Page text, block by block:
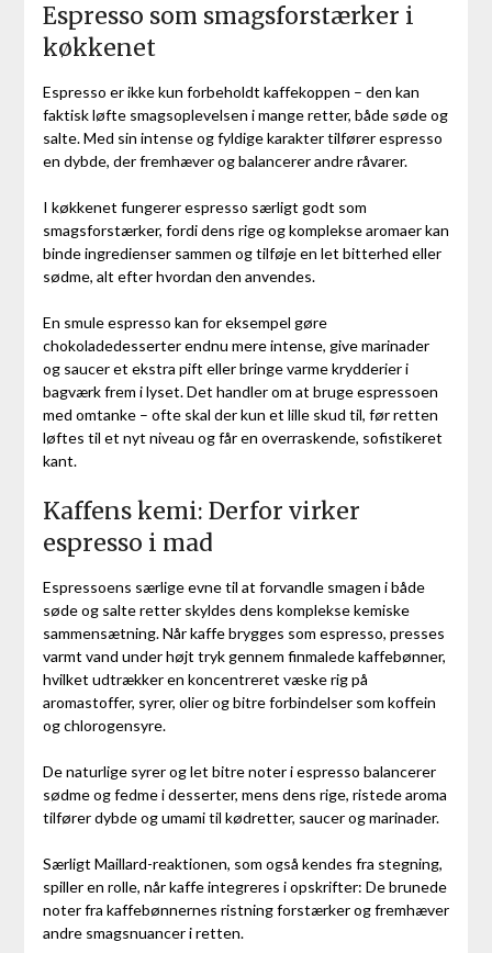
Espresso som smagsforstærker i
køkkenet
Espresso er ikke kun forbeholdt kaffekoppen – den kan
faktisk løfte smagsoplevelsen i mange retter, både søde og
salte. Med sin intense og fyldige karakter tilfører espresso
en dybde, der fremhæver og balancerer andre råvarer.
I køkkenet fungerer espresso særligt godt som
smagsforstærker, fordi dens rige og komplekse aromaer kan
binde ingredienser sammen og tilføje en let bitterhed eller
sødme, alt efter hvordan den anvendes.
En smule espresso kan for eksempel gøre
chokoladedesserter endnu mere intense, give marinader
og saucer et ekstra pift eller bringe varme krydderier i
bagværk frem i lyset. Det handler om at bruge espressoen
med omtanke – ofte skal der kun et lille skud til, før retten
løftes til et nyt niveau og får en overraskende, sofistikeret
kant.
Kaffens kemi: Derfor virker
espresso i mad
Espressoens særlige evne til at forvandle smagen i både
søde og salte retter skyldes dens komplekse kemiske
sammensætning. Når kaffe brygges som espresso, presses
varmt vand under højt tryk gennem finmalede kaffebønner,
hvilket udtrækker en koncentreret væske rig på
aromastoffer, syrer, olier og bitre forbindelser som koffein
og chlorogensyre.
De naturlige syrer og let bitre noter i espresso balancerer
sødme og fedme i desserter, mens dens rige, ristede aroma
tilfører dybde og umami til kødretter, saucer og marinader.
Særligt Maillard-reaktionen, som også kendes fra stegning,
spiller en rolle, når kaffe integreres i opskrifter: De brunede
noter fra kaffebønnernes ristning forstærker og fremhæver
andre smagsnuancer i retten.